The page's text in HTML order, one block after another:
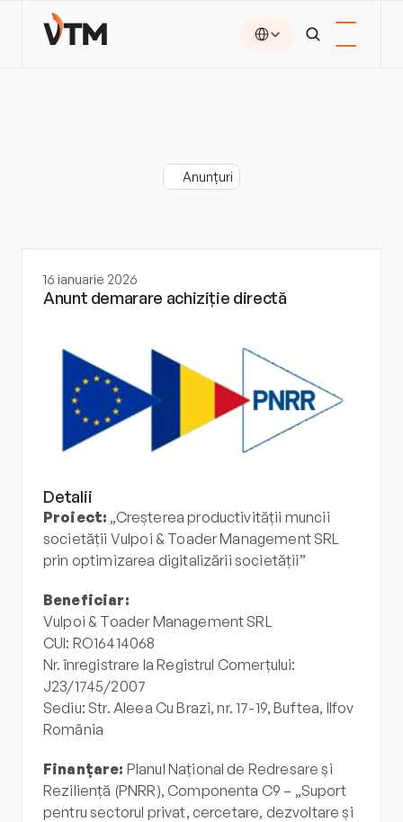
Anunțuri
16 ianuarie 2026
Anunt demarare achiziție directă
Detalii
Proiect: „Creșterea productivității muncii
societății Vulpoi & Toader Management SRL
prin optimizarea digitalizării societății”
Beneficiar:
Vulpoi & Toader Management SRL
CUI: RO16414068
Nr. înregistrare la Registrul Comerțului:
J23/1745/2007
Sediu: Str. Aleea Cu Brazi, nr. 17-19, Buftea, Ilfov
România
Finanțare: Planul Național de Redresare și
Reziliență (PNRR), Componenta C9 – „Suport
pentru sectorul privat, cercetare, dezvoltare și